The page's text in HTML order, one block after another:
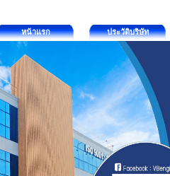
หน้าแรก ประวัติบริษัท